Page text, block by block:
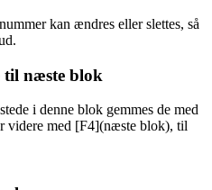
kan ændres eller slettes, så
til næste blok
i denne blok gemmes de med
videre med [F4](næste blok), til